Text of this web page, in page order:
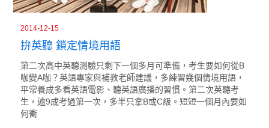
2014-12-15
拚英聽 鎖定情境用語
第二次高中英聽測驗只剩下一個多月可準備，考生要如何從B
咖變A咖？英語專家與補教老師建議，多練習幾個情境用語，
平常養成多看英語電影、聽英語廣播的習慣。第二次英聽考
生，逾9成考過第一次，多半只拿B或C級。短短一個月內要如
何衝